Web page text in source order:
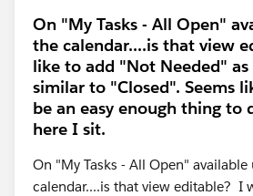
On "My Tasks - All Open"
the calendar....is that view
like to add "Not Needed"
similar to "Closed". Seems
be an easy enough thing to
here I sit.
On "My Tasks - All Open" available
calendar....is that view editable? I